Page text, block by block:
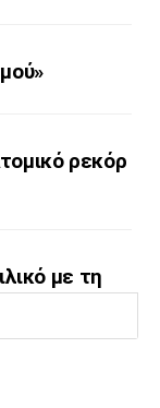
ρεκόρ
με τη
πρώτη